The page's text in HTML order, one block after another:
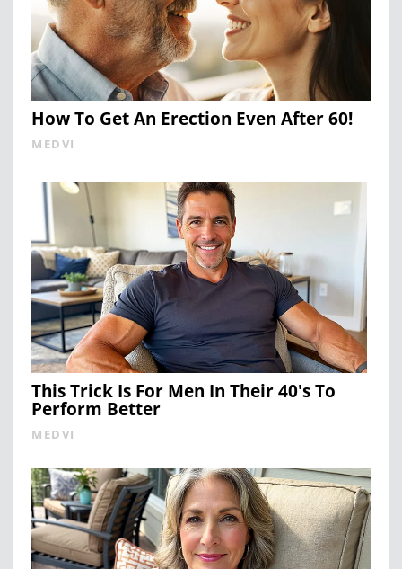
How To Get An Erection Even After 60!
MEDVI
This Trick Is For Men In Their 40's To
Perform Better
MEDVI